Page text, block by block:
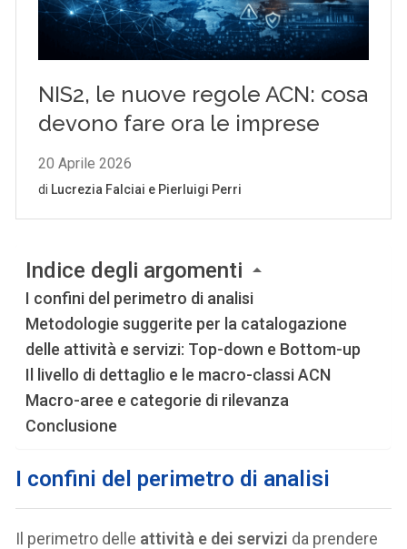
Indice degli argomenti
I confini del perimetro di analisi
Metodologie suggerite per la catalogazione
delle attività e servizi: Top-down e Bottom-up
Il livello di dettaglio e le macro-classi ACN
Macro-aree e categorie di rilevanza
Conclusione
I confini del perimetro di analisi
Il perimetro delle attività e dei servizi da prendere